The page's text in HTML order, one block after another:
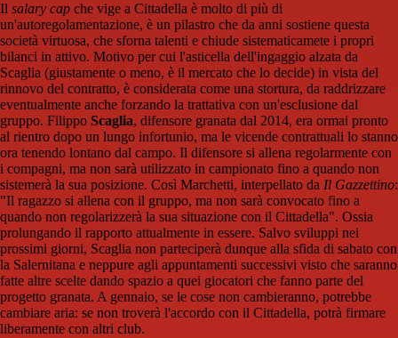
Il salary cap che vige a Cittadella è molto di più di
un'autoregolamentazione, è un pilastro che da anni sostiene questa
società virtuosa, che sforna talenti e chiude sistematicamete i propri
bilanci in attivo. Motivo per cui l'asticella dell'ingaggio alzata da
Scaglia (giustamente o meno, è il mercato che lo decide) in vista del
rinnovo del contratto, è considerata come una stortura, da raddrizzare
eventualmente anche forzando la trattativa con un'esclusione dal
gruppo. Filippo Scaglia, difensore granata dal 2014, era ormai pronto
al rientro dopo un lungo infortunio, ma le vicende contrattuali lo stanno
ora tenendo lontano dal campo. Il difensore si allena regolarmente con
i compagni, ma non sarà utilizzato in campionato fino a quando non
sistemerà la sua posizione. Così Marchetti, interpellato da Il Gazzettino:
"Il ragazzo si allena con il gruppo, ma non sarà convocato fino a
quando non regolarizzerà la sua situazione con il Cittadella". Ossia
prolungando il rapporto attualmente in essere. Salvo sviluppi nei
prossimi giorni, Scaglia non parteciperà dunque alla sfida di sabato con
la Salernitana e neppure agli appuntamenti successivi visto che saranno
fatte altre scelte dando spazio a quei giocatori che fanno parte del
progetto granata. A gennaio, se le cose non cambieranno, potrebbe
cambiare aria: se non troverà l'accordo con il Cittadella, potrà firmare
liberamente con altri club.